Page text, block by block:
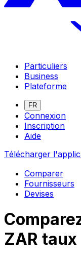
Particuliers
Business
Plateforme
FR
Connexion
Inscription
Aide
Télécharger
Comparer
Fournisseurs
Devises
ZAR